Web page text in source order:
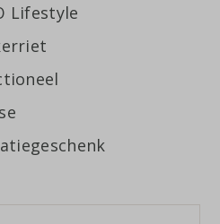
Lifestyle